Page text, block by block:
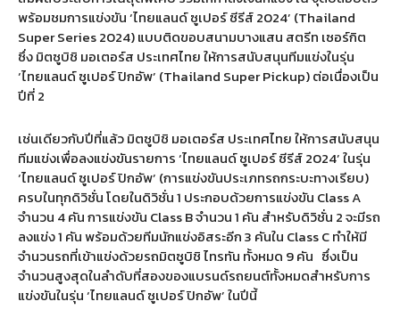
พร้อมชมการแข่งขัน ‘ไทยแลนด์ ซูเปอร์ ซีรีส์ 2024’ (Thailand
Super Series 2024) แบบติดขอบสนามบางแสน สตรีท เซอร์กิต
ซึ่ง มิตซูบิชิ มอเตอร์ส ประเทศไทย ให้การสนับสนุนทีมแข่งในรุ่น
‘ไทยแลนด์ ซูเปอร์ ปิกอัพ’ (Thailand Super Pickup) ต่อเนื่องเป็น
ปีที่ 2
เช่นเดียวกับปีที่แล้ว มิตซูบิชิ มอเตอร์ส ประเทศไทย ให้การสนับสนุน
ทีมแข่งเพื่อลงแข่งขันรายการ ‘ไทยแลนด์ ซูเปอร์ ซีรีส์ 2024’ ในรุ่น
‘ไทยแลนด์ ซูเปอร์ ปิกอัพ’ (การแข่งขันประเภทรถกระบะทางเรียบ)
ครบในทุกดิวิชั่น โดยในดิวิชั่น 1 ประกอบด้วยการแข่งขัน Class A
จำนวน 4 คัน การแข่งขัน Class B จำนวน 1 คัน สำหรับดิวิชั่น 2 จะมีรถ
ลงแข่ง 1 คัน พร้อมด้วยทีมนักแข่งอิสระอีก 3 คันใน Class C ทำให้มี
จำนวนรถที่เข้าแข่งด้วยรถมิตซูบิชิ ไทรทัน ทั้งหมด 9 คัน ซึ่งเป็น
จำนวนสูงสุดในลำดับที่สองของแบรนด์รถยนต์ทั้งหมดสำหรับการ
แข่งขันในรุ่น ‘ไทยแลนด์ ซูเปอร์ ปิกอัพ’ ในปีนี้